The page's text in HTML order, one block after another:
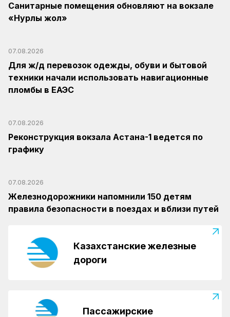
Санитарные помещения обновляют на вокзале
«Нурлы жол»
07.08.2026
Для ж/д перевозок одежды, обуви и бытовой
техники начали использовать навигационные
пломбы в ЕАЭС
07.08.2026
Реконструкция вокзала Астана-1 ведется по
графику
07.08.2026
Железнодорожники напомнили 150 детям
правила безопасности в поездах и вблизи путей
Казахстанские железные
дороги
Пассажирские